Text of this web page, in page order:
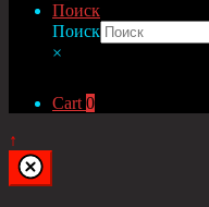
Поиск
Поиск
×
Cart 0
↑